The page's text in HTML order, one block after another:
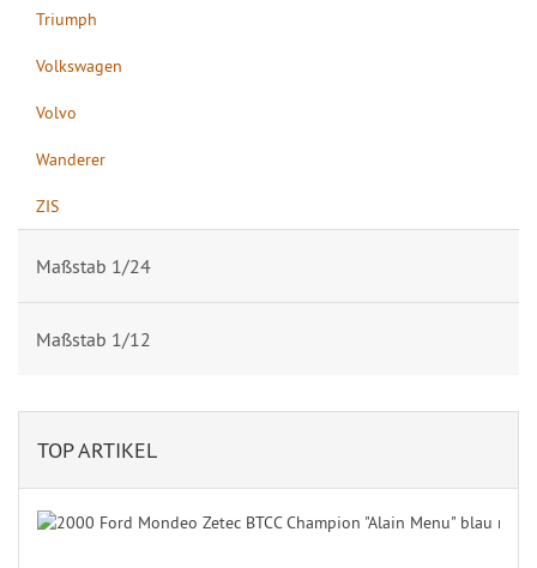
Triumph
Volkswagen
Volvo
Wanderer
ZIS
Maßstab 1/24
Maßstab 1/12
TOP ARTIKEL